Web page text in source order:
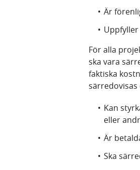
Är
För alla
ska vara
faktiska
Kan
eller
Är
Ska